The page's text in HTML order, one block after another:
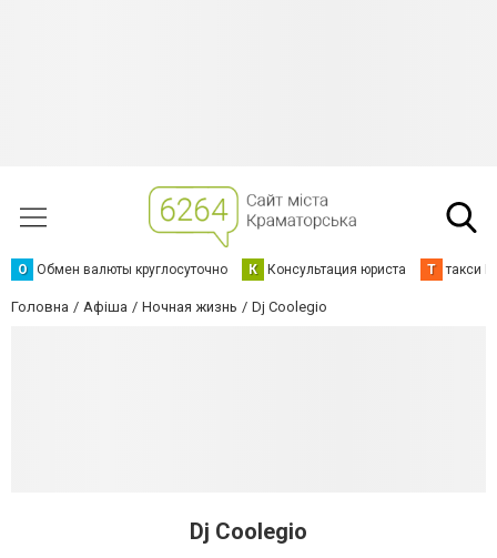
О Обмен валюты круглосуточно К Консультация юриста Т такси
Головна Афіша Ночная жизнь Dj Coolegio
Dj Coolegio